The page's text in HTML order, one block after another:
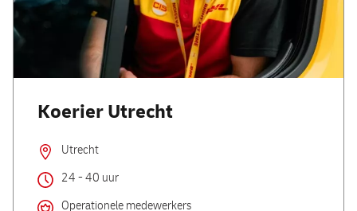
Koerier Utrecht
Utrecht
24 - 40 uur
Operationele medewerkers